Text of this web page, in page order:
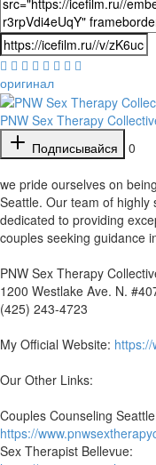
оригинал
PNW Sex Therapy
Подписывайся
0
we pride ourselves on
Seattle. Our team of
dedicated to providing
couples seeking guidance
PNW Sex Therapy
1200 Westlake Ave. N.
(425) 243-4723
My Official Website:
Our Other Links:
Couples Counseling
https://
Sex Therapist Bellevue: